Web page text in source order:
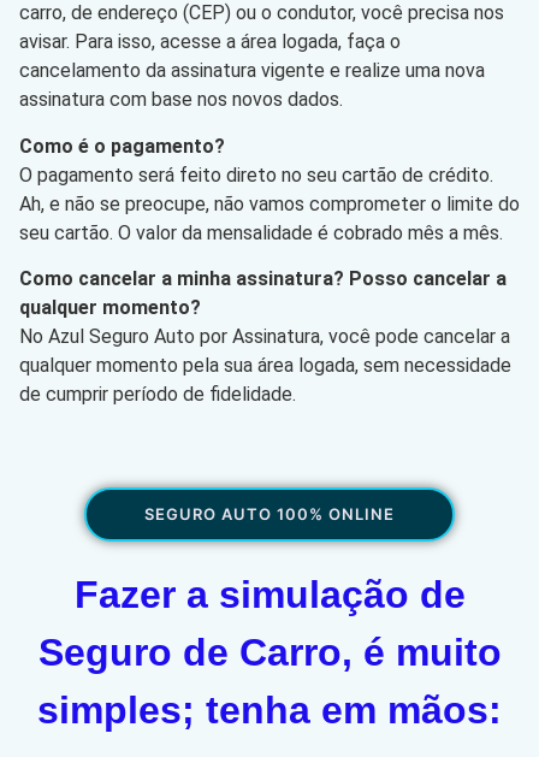
carro, de endereço (CEP) ou o condutor, você precisa nos
avisar. Para isso, acesse a área logada, faça o
cancelamento da assinatura vigente e realize uma nova
assinatura com base nos novos dados.
Como é o pagamento?
O pagamento será feito direto no seu cartão de crédito.
Ah, e não se preocupe, não vamos comprometer o limite do
seu cartão. O valor da mensalidade é cobrado mês a mês.
Como cancelar a minha assinatura? Posso cancelar a
qualquer momento?
No Azul Seguro Auto por Assinatura, você pode cancelar a
qualquer momento pela sua área logada, sem necessidade
de cumprir período de fidelidade.
SEGURO AUTO 100% ONLINE
Fazer a simulação de
Seguro de Carro, é muito
simples; tenha em mãos: